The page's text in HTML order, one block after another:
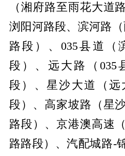
（湘府路至雨花大道
浏阳河路段、滨河路
路段）、035县道（
段）、远大路（035
段）、星沙大道（
段）、高家坡路（星
路段）、京港澳高速
路路段）、汽配城路-